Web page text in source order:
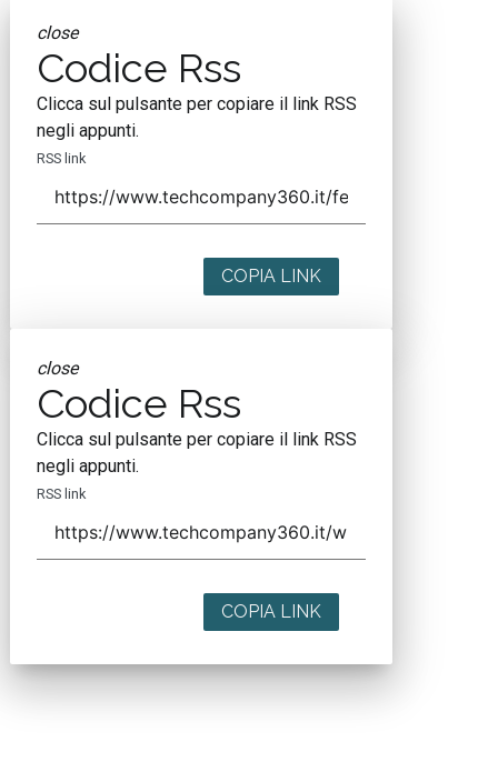
close
Codice Rss
Clicca sul pulsante per copiare il link RSS
negli appunti.
RSS link
COPIA LINK
close
Codice Rss
Clicca sul pulsante per copiare il link RSS
negli appunti.
RSS link
COPIA LINK